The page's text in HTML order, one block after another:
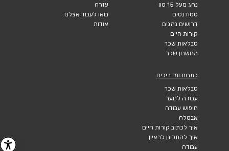
נהג מעל 15 טון
סטודנטים
דרושים נהגים
קורות חיים
טבלאות שכר
מחשבון שכר
עזרה
בואו לעבוד אצלנו
אודות
כתבות ומדריכים
טבלאות שכר
עבודה לנוער
חיפוש עבודה
אבטלה
איך לכתוב קורות חיים
איך להתכונן לראיון
עבודה